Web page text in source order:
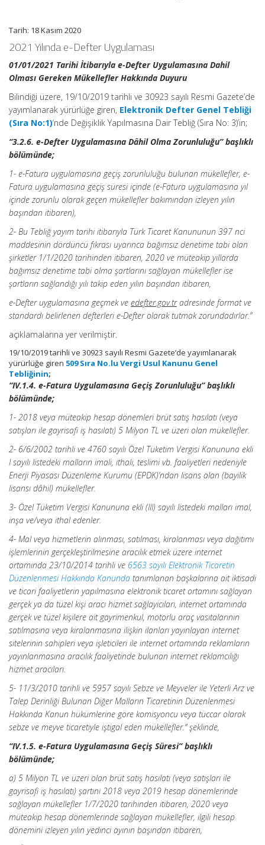
Tarih: 18 Kasım 2020
2021 Yılında e-Defter Uygulaması
01/01/2021 Tarihi İtibarıyla e-Defter Uygulamasına Dahil
Olması Gereken Mükellefler Hakkında Duyuru
Bilindiği üzere, 19/10/2019 tarihli ve 30923 sayılı Resmi Gazete’de
yayımlanarak yürürlüğe giren, Elektronik Defter Genel Tebliği
(Sıra No:1)‘nde Değişiklik Yapılmasına Dair Tebliğ (Sıra No: 3)’in;
“3.2.6. e-Defter Uygulamasına Dâhil Olma Zorunluluğu” başlıklı
bölümünde;
1- e-Fatura uygulamasına geçiş zorunluluğu bulunan mükellefler, e-
Fatura uygulamasına geçiş süresi içinde (e-Fatura uygulamasına yıl
içinde zorunlu olarak geçen mükellefler bakımından izleyen yılın
başından itibaren),
2- Bu Tebliğ yayım tarihi itibarıyla Türk Ticaret Kanununun 397 nci
maddesinin dördüncü fıkrası uyarınca bağımsız denetime tabi olan
şirketler 1/1/2020 tarihinden itibaren, 2020 ve müteakip yıllarda
bağımsız denetime tabi olma şartlarını sağlayan mükellefler ise
şartların sağlandığı yılı takip eden yılın başından itibaren,
e-Defter uygulamasına geçmek ve edefter.gov.tradresinde format ve
standardı belirlenen defterleri e-Defter olarak tutmak zorundadırlar.”
açıklamalarına yer verilmiştir.
19/10/2019 tarihli ve 30923 sayılı Resmi Gazete’de yayımlanarak
yürürlüğe giren 509 Sıra No.lu Vergi Usul Kanunu Genel
Tebliğinin;
“IV.1.4. e-Fatura Uygulamasına Geçiş Zorunluluğu” başlıklı
bölümünde;
1- 2018 veya müteakip hesap dönemleri brüt satış hasılatı (veya
satışları ile gayrisafi iş hasılatı) 5 Milyon TL ve üzeri olan mükellefler.
2- 6/6/2002 tarihli ve 4760 sayılı Özel Tüketim Vergisi Kanununa ekli
I sayılı listedeki malların imali, ithali, teslimi vb. faaliyetleri nedeniyle
Enerji Piyasası Düzenleme Kurumu (EPDK)’ndan lisans alan (bayilik
lisansı dâhil) mükellefler.
3- Özel Tüketim Vergisi Kanununa ekli (III) sayılı listedeki malları imal,
inşa ve/veya ithal edenler.
4- Mal veya hizmetlerin alınması, satılması, kiralanması veya dağıtımı
işlemlerinin gerçekleştirilmesine aracılık etmek üzere internet
ortamında 23/10/2014 tarihli ve 6563 sayılı Elektronik Ticaretin
Düzenlenmesi Hakkında Kanunda tanımlanan başkalarına ait iktisadi
ve ticari faaliyetlerin yapılmasına elektronik ticaret ortamını sağlayan
gerçek ya da tüzel kişi aracı hizmet sağlayıcıları, internet ortamında
gerçek ve tüzel kişilere ait gayrimenkul, motorlu araç vasıtalarının
satılmasına veya kiralanmasına ilişkin ilanları yayınlayan internet
sitelerinin sahipleri veya işleticileri ile internet ortamında reklamların
yayınlanmasına aracılık faaliyetinde bulunan internet reklamcılığı
hizmet aracıları.
5- 11/3/2010 tarihli ve 5957 sayılı Sebze ve Meyveler ile Yeterli Arz ve
Talep Derinliği Bulunan Diğer Malların Ticaretinin Düzenlenmesi
Hakkında Kanun hükümlerine göre komisyoncu veya tüccar olarak
sebze ve meyve ticaretiyle iştigal eden mükellefler.” şeklinde,
“IV.1.5. e-Fatura Uygulamasına Geçiş Süresi” başlıklı
bölümünde;
a) 5 Milyon TL ve üzeri olan brüt satış hasılatı (veya satışları ile
gayrisafi iş hasılatı) şartını 2018 veya 2019 hesap dönemlerinde
sağlayan mükellefler 1/7/2020 tarihinden itibaren, 2020 veya
müteakip hesap dönemlerinde sağlayan mükellefler, ilgili hesap
dönemini izleyen yılın yedinci ayının başından itibaren,